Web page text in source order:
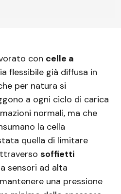
con celle a
flessibile già diffusa in
per natura si
a ogni ciclo di carica
normali, ma che
la cella
quella di limitare
soffietti
sensori ad alta
una pressione